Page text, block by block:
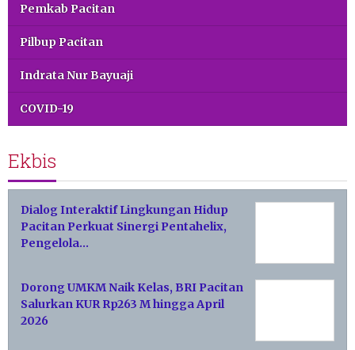
Pemkab Pacitan
Pilbup Pacitan
Indrata Nur Bayuaji
COVID-19
Ekbis
Dialog Interaktif Lingkungan Hidup
Pacitan Perkuat Sinergi Pentahelix,
Pengelola…
Dorong UMKM Naik Kelas, BRI Pacitan
Salurkan KUR Rp263 M hingga April
2026